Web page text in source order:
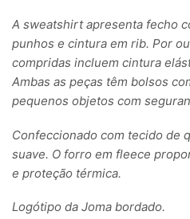
A sweatshirt apresenta fecho
punhos e cintura em rib. Por
compridas incluem cintura
Ambas as peças têm bolsos
pequenos objetos com
Confeccionado com tecido de
suave. O forro em fleece
e proteção térmica.
Logótipo da Joma bordado.